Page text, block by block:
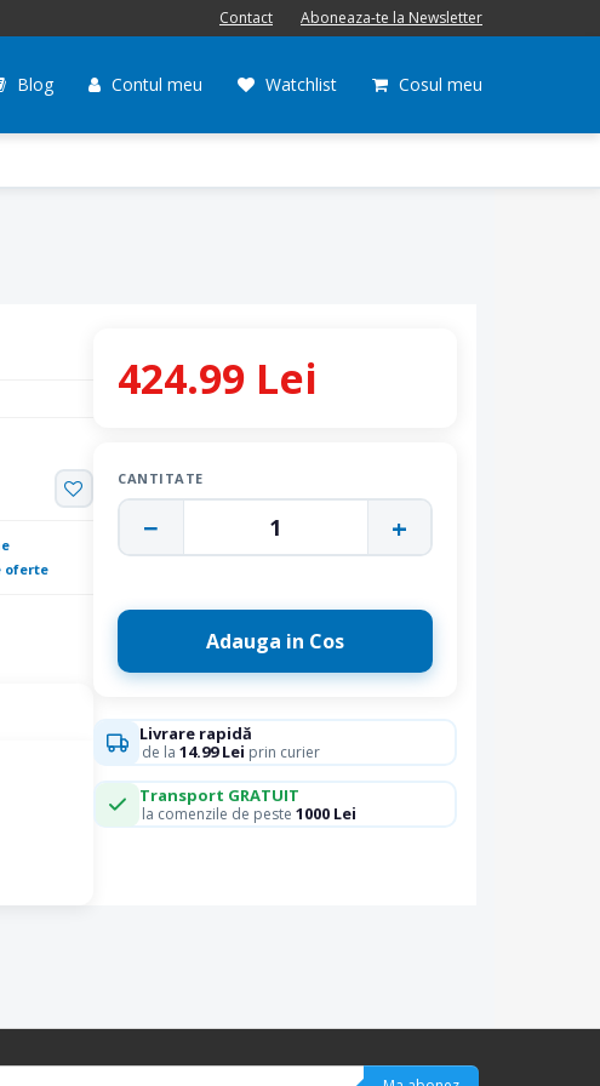
Contact Aboneaza-te la Newsletter
Blog Contul meu Watchlist Cosul meu
oferte
424.99 Lei
CANTITATE
− 1 +
Adauga in Cos
Livrare rapidă
de la 14.99 Lei prin curier
Transport GRATUIT
la comenzile de peste 1000 Lei